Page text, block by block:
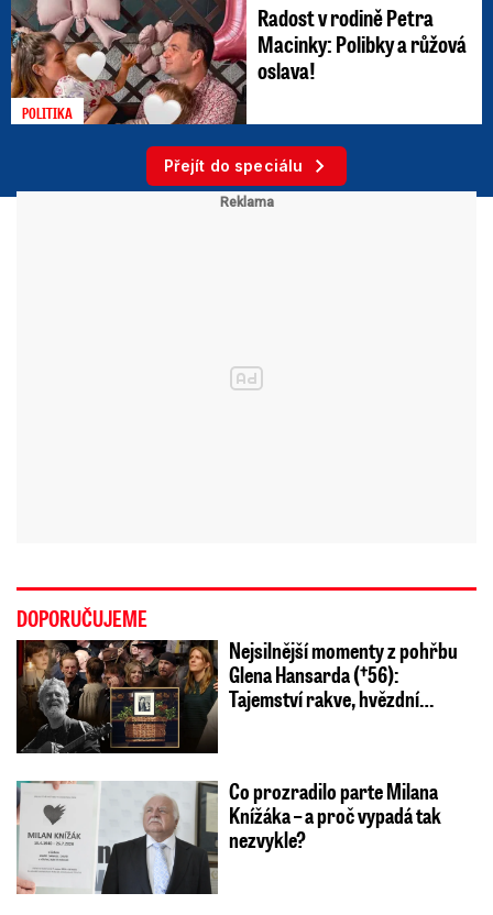
POLITIKA
Radost v rodině Petra
Macinky: Polibky a růžová
oslava!
Přejít do speciálu
DOPORUČUJEME
Nejsilnější momenty z pohřbu
Glena Hansarda (†56):
Tajemství rakve, hvězdní…
Co prozradilo parte Milana
Knížáka – a proč vypadá tak
nezvykle?